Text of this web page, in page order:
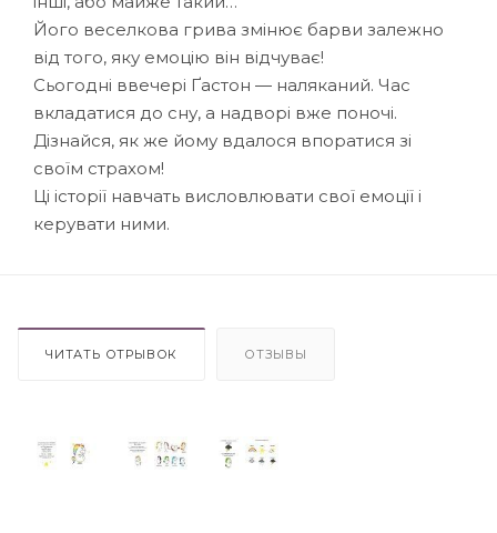
Його веселкова грива змінює барви залежно
від того, яку емоцію він відчуває!
Сьогодні ввечері Ґастон — наляканий. Час
вкладатися до сну, а надворі вже поночі.
Дізнайся, як же йому вдалося впоратися зі
своїм страхом!
Ці історії навчать висловлювати свої емоції і
керувати ними.
ЧИТАТЬ ОТРЫВОК ОТЗЫВЫ